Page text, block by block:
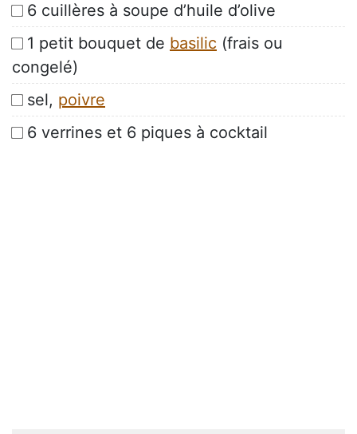
6 cuillères à soupe d’huile d’olive
1 petit bouquet de basilic (frais ou
congelé)
sel, poivre
6 verrines et 6 piques à cocktail